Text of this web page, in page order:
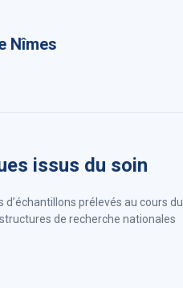
Nîmes
issus du soin
d’échantillons prélevés au cours du
de recherche nationales